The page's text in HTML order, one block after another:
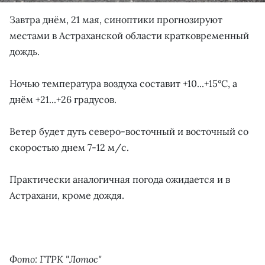
Завтра днём, 21 мая, синоптики прогнозируют
местами в Астраханской области кратковременный
дождь.
Ночью температура воздуха составит +10...+15°С, а
днём +21...+26 градусов.
Ветер будет дуть северо-восточный и восточный со
скоростью днем 7-12 м/с.
Практически аналогичная погода ожидается и в
Астрахани, кроме дождя.
Фото: ГТРК "Лотос"